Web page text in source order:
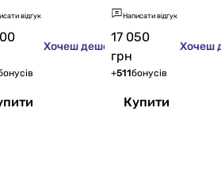
відгук
Хочеш дешевше?
C
Написати відгук
17 050
грн
Хочеш
+511бонусів
Купити